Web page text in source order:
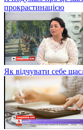
прокрастинацією
Як відчувати себе